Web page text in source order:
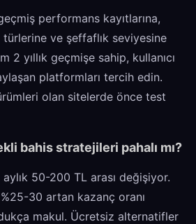
performans kayıtlarına,
türlerine ve şeffaflık seviyesine
2 yıllık geçmişe sahip, kullanıcı
platformları tercih edin.
olan sitelerde önce test
bahis stratejileri pahalı mı?
50-200 TL arası değişiyor.
30 artan kazanç oranı
makul. Ücretsiz alternatifler